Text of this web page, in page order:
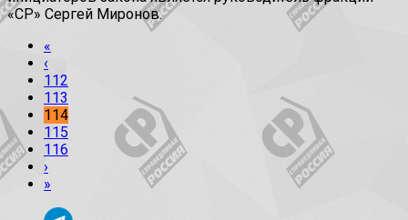
«СР» Сергей Миронов.
«
‹
112
113
114
115
116
›
»